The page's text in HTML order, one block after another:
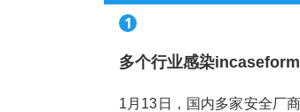
1
多个行业感染
1月13日，国内多家安全厂